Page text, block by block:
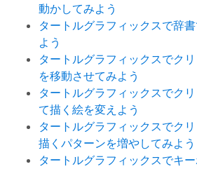
動かしてみよう
タートルグラフィックスで辞
よう
タートルグラフィックスでク
を移動させてみよう
タートルグラフィックスでク
て描く絵を変えよう
タートルグラフィックスでク
描くパターンを増やしてみよう
タートルグラフィックスでキ